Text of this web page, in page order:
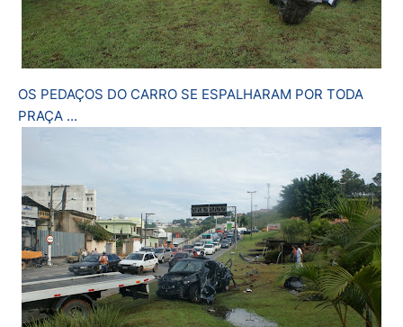
OS PEDAÇOS DO CARRO SE ESPALHARAM POR TODA
PRAÇA ...